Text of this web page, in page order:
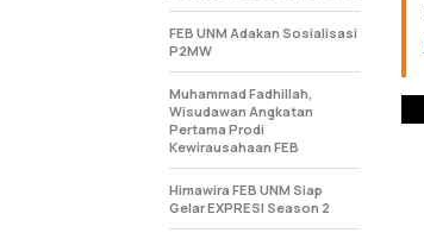
FEB UNM Adakan Sosialisasi
P2MW
Muhammad Fadhillah,
Wisudawan Angkatan
Pertama Prodi
Kewirausahaan FEB
Himawira FEB UNM Siap
Gelar EXPRESI Season 2